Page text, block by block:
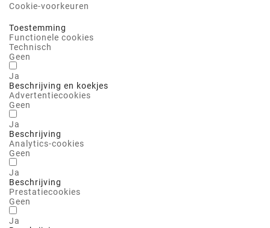
Cookie-voorkeuren
Toestemming
Functionele cookies
Technisch
Geen
Ja
Beschrijving en koekjes
Advertentiecookies
Geen
Ja
Beschrijving
Analytics-cookies
Geen
Ja
Beschrijving
Prestatiecookies
Geen
Ja